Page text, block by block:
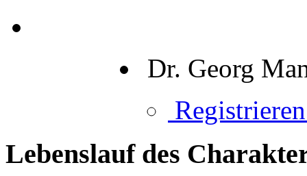
Dr. Georg
Lebenslauf des